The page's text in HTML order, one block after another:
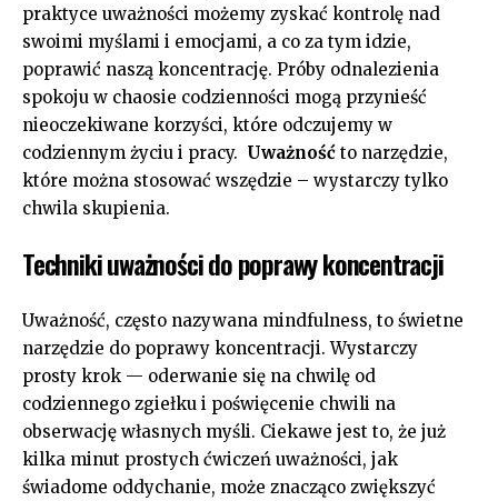
praktyce ⁢uważności możemy zyskać kontrolę nad
swoimi myślami i emocjami, a‌ co za tym idzie,
poprawić naszą koncentrację. Próby odnalezienia
spokoju w chaosie codzienności mogą przynieść
nieoczekiwane korzyści, które odczujemy w
codziennym życiu i ​pracy. ⁣ Uważność to narzędzie,
które można stosować wszędzie – wystarczy tylko
chwila skupienia.
Techniki uważności do poprawy koncentracji
Uważność, ​często nazywana mindfulness, to świetne
narzędzie ⁤do poprawy ‍koncentracji. Wystarczy
prosty krok⁣ — oderwanie się⁤ na chwilę od
codziennego zgiełku i poświęcenie⁣ chwili na
obserwację własnych myśli. Ciekawe jest to, ​że już
kilka ​minut‌ prostych ćwiczeń uważności, ⁣jak
świadome oddychanie, może znacząco ⁤zwiększyć